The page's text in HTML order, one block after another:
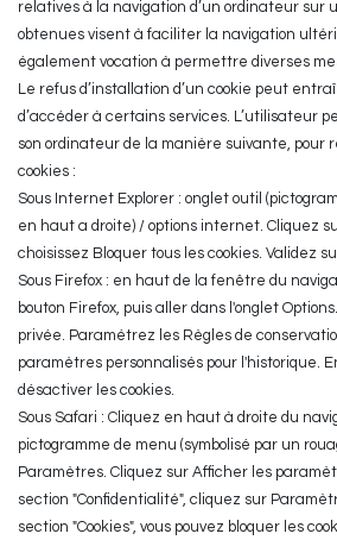
relatives à la navigation d’un ordinateur sur
obtenues visent à faciliter la navigation
également vocation à permettre diverses
Le refus d’installation d’un cookie peut
d’accéder à certains services. L’utilisateur
son ordinateur de la manière suivante, pour
cookies :
Sous Internet Explorer : onglet outil
en haut a droite) / options internet. Cliquez
choisissez Bloquer tous les cookies. Validez
Sous Firefox : en haut de la fenêtre du
bouton Firefox, puis aller dans l'onglet
privée. Paramétrez les Règles de
paramètres personnalisés pour l'historique.
désactiver les cookies.
Sous Safari : Cliquez en haut à droite du
pictogramme de menu (symbolisé par un
Paramètres. Cliquez sur Afficher les
section "Confidentialité", cliquez sur
section "Cookies", vous pouvez bloquer les